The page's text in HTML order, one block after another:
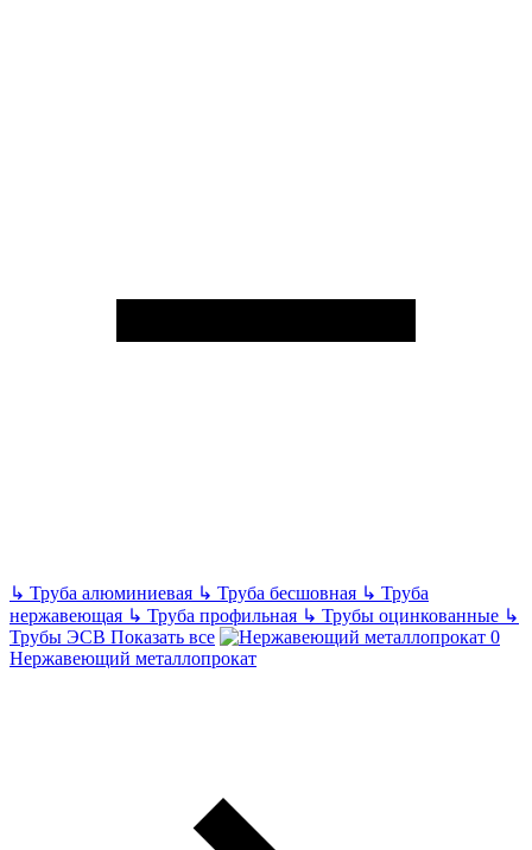
↳ Труба алюминиевая ↳ Труба бесшовная ↳ Труба
нержавеющая ↳ Труба профильная ↳ Трубы оцинкованные ↳
Трубы ЭСВ Показать все
Нержавеющий металлопрокат